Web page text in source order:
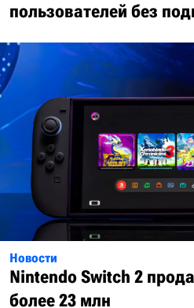
пользователей без
Новости
Nintendo Switch 2
более 23 млн